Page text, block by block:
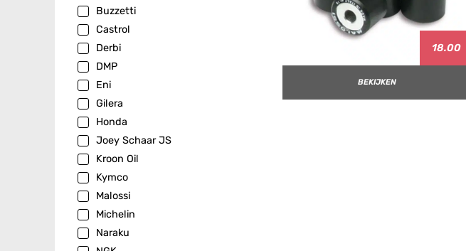
Buzzetti
Castrol
Derbi
DMP
Eni
Gilera
Honda
Joey Schaar JS
Kroon Oil
Kymco
Malossi
Michelin
Naraku
18.00
BEKIJKEN